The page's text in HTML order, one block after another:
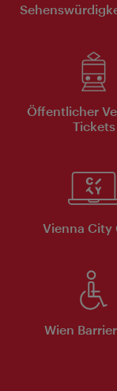
Öffentlicher
Tickets
Vienna City
Wien